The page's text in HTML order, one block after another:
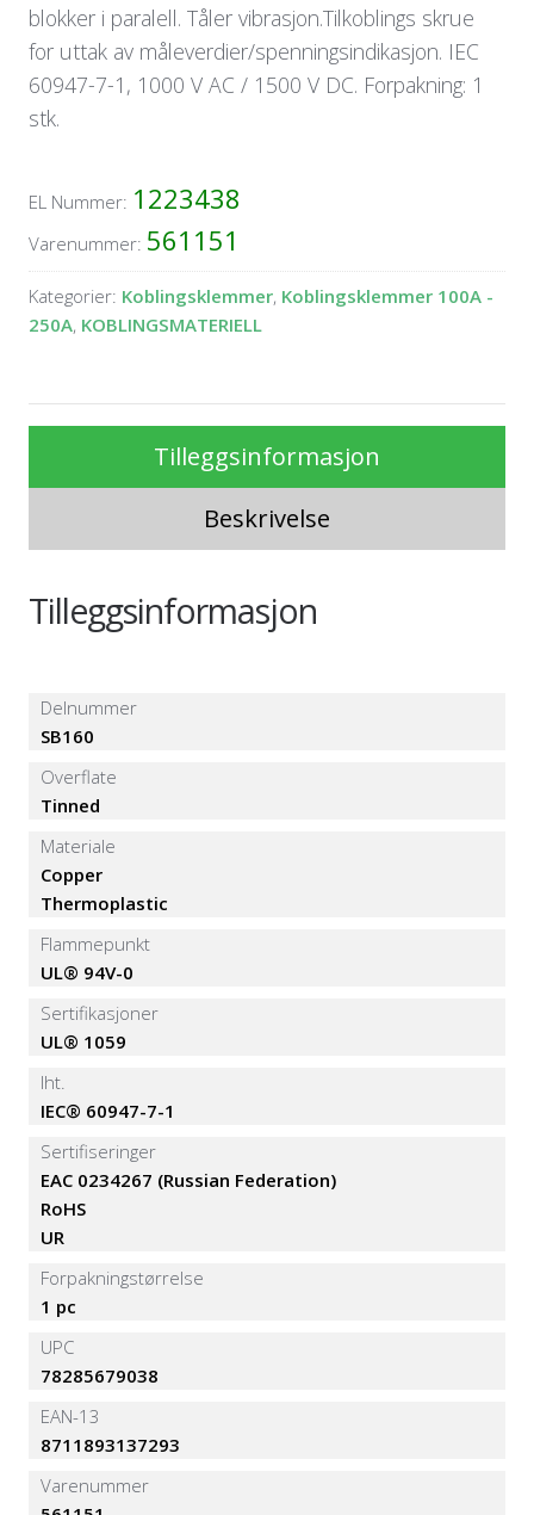
blokker i paralell. Tåler vibrasjon.Tilkoblings skrue
for uttak av måleverdier/spenningsindikasjon. IEC
60947-7-1, 1000 V AC / 1500 V DC. Forpakning: 1
stk.
EL Nummer: 1223438
Varenummer: 561151
Kategorier: Koblingsklemmer, Koblingsklemmer 100A -
250A, KOBLINGSMATERIELL
Tilleggsinformasjon
Beskrivelse
Tilleggsinformasjon
Delnummer
SB160
Overflate
Tinned
Materiale
Copper
Thermoplastic
Flammepunkt
UL® 94V-0
Sertifikasjoner
UL® 1059
Iht.
IEC® 60947-7-1
Sertifiseringer
EAC 0234267 (Russian Federation)
RoHS
UR
Forpakningstørrelse
1 pc
UPC
78285679038
EAN-13
8711893137293
Varenummer